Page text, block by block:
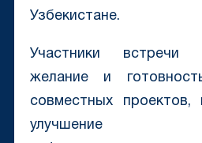
Узбекистане.
Участники встречи
желание и
совместных проектов,
улучшение